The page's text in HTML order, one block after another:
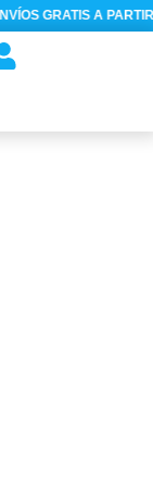
GRATIS A PARTIR